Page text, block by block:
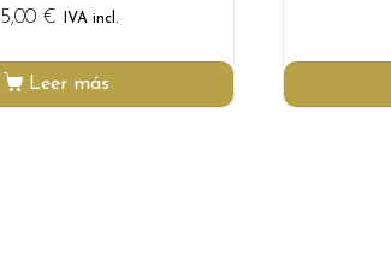
15,00 € IVA incl.
Leer más